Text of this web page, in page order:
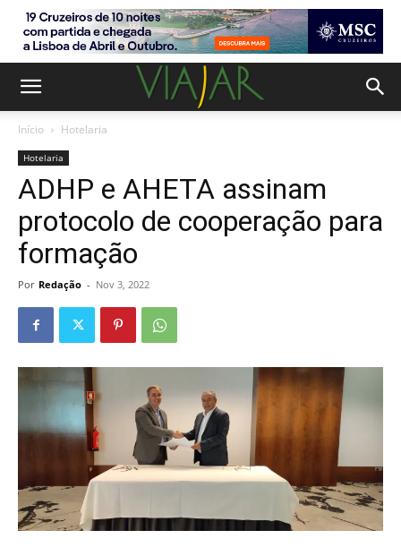
Início Hotelaria
Hotelaria
ADHP e AHETA assinam
protocolo de cooperação para
formação
Por Redação - Nov 3, 2022